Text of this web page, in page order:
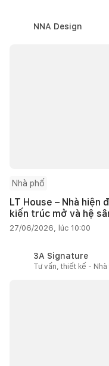
NNA Design
Nhà phố
LT House – Nhà hiện
kiến trúc mở và hệ
27/06/2026, lúc 10:00
3A Signature
Tư vấn, thiết kế - Nhà